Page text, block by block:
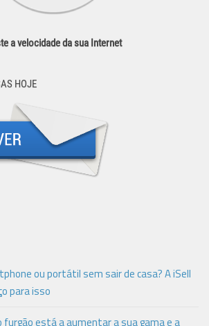
a velocidade da sua Internet
HOJE
ou portátil sem sair de casa? A iSell
para isso
está a aumentar a sua gama e a